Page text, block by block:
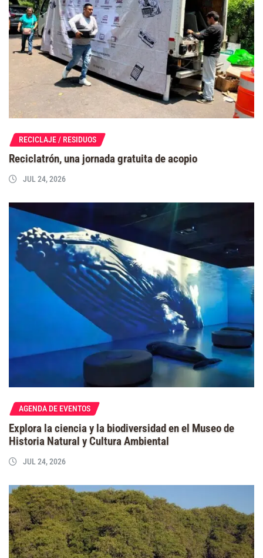
RECICLAJE / RESIDUOS
Reciclatrón, una jornada gratuita de acopio
JUL 24, 2026
AGENDA DE EVENTOS
Explora la ciencia y la biodiversidad en el Museo de
Historia Natural y Cultura Ambiental
JUL 24, 2026